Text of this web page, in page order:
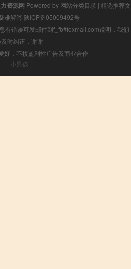
资源网 Powered by 网站分类目录 | 精选推荐文
难解答 陕ICP备05009492号
有错误可发邮件到f_fb#foxmail.com说明，我们
及时纠正，谢谢
好，不接盈利性广告及商业合作
小男孩